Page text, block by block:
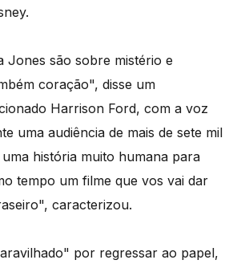
Jones são sobre mistério e
coração", disse um
Harrison Ford, com a voz
uma audiência de mais de sete mil
história muito humana para
tempo um filme que vos vai dar
caracterizou.
por regressar ao papel,